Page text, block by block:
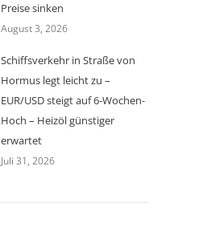
Preise sinken
August 3, 2026
Schiffsverkehr in Straße von
Hormus legt leicht zu –
EUR/USD steigt auf 6-Wochen-
Hoch – Heizöl günstiger
erwartet
Juli 31, 2026